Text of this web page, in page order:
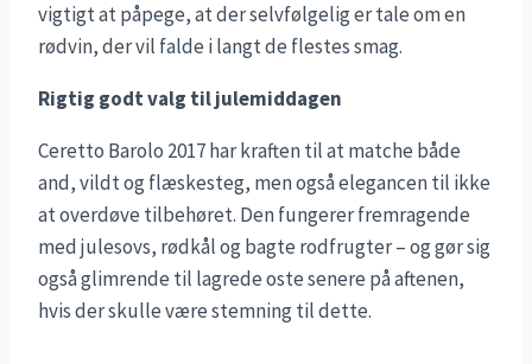
vigtigt at påpege, at der selvfølgelig er tale om en
rødvin, der vil falde i langt de flestes smag.
Rigtig godt valg til julemiddagen
Ceretto Barolo 2017 har kraften til at matche både
and, vildt og flæskesteg, men også elegancen til ikke
at overdøve tilbehøret. Den fungerer fremragende
med julesovs, rødkål og bagte rodfrugter – og gør sig
også glimrende til lagrede oste senere på aftenen,
hvis der skulle være stemning til dette.